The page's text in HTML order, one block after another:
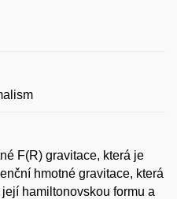
F(R) gravitace, která je
hmotné gravitace, která
hamiltonovskou formu a